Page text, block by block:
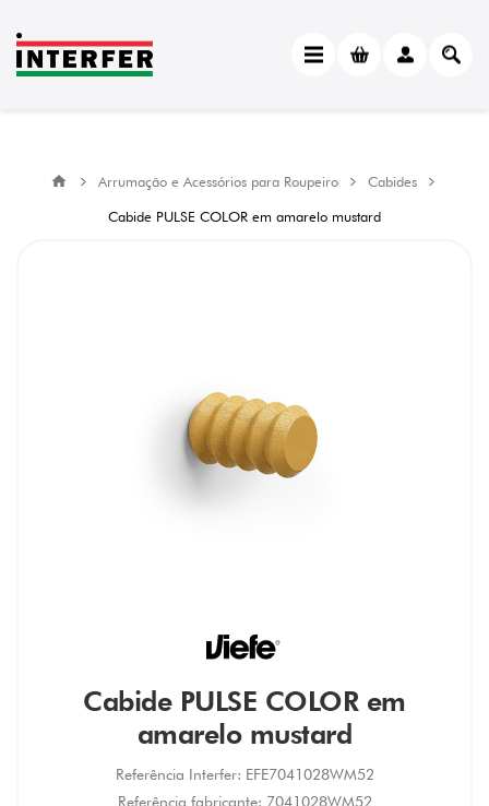
Arrumação e Acessórios para Roupeiro
Cabides
Cabide PULSE COLOR em amarelo mustard
Cabide PULSE COLOR em
amarelo mustard
Referência Interfer: EFE7041028WM52
Referência fabricante: 7041028WM52